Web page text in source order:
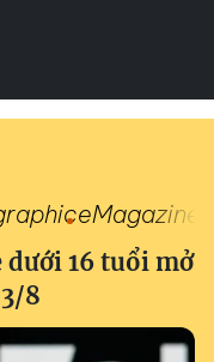
eMagazine
dưới 16 tuổi mở
8